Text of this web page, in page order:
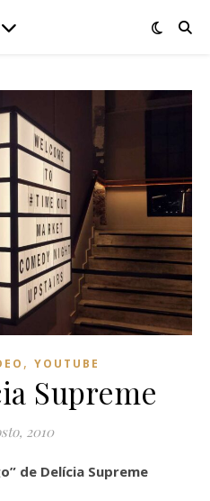
, YOUTUBE
Supreme
2010
de Delícia Supreme